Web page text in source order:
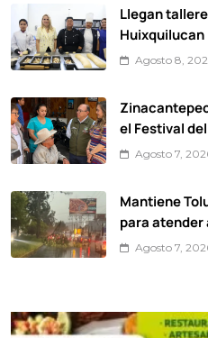
Llegan
Huixquilucan
Agosto 8,
el Festival
Agosto 7,
Mantiene
para
Agosto 7,